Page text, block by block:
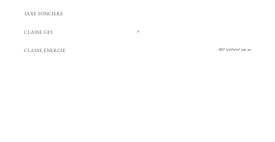
TAXE FONCIÈRE
CLASSE GES
CLASSE ÉNERGIE
F
387 kWh/m² par an